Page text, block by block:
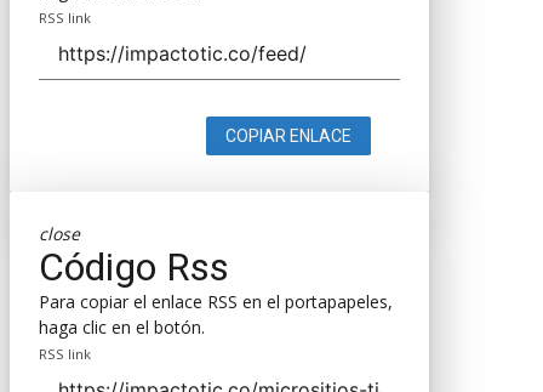
RSS link
COPIAR ENLACE
close
Código Rss
Para copiar el enlace RSS en el portapapeles,
haga clic en el botón.
RSS link